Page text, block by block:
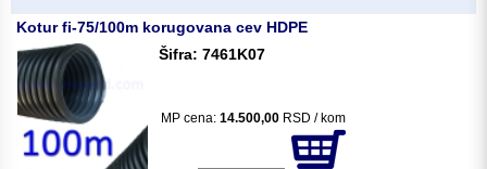
Kotur fi-75/100m korugovana cev HDPE
Šifra: 7461K07
MP cena: 14.500,00 RSD / kom